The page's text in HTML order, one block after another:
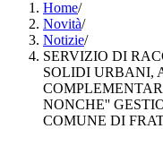
Home/
Novità/
Notizie/
SERVIZIO DI
SOLIDI URBANI,
NONCHE''
COMUNE DI